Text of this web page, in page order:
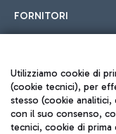
FORNITORI
Seguici sui
Utilizziamo cookie di
(cookie tecnici), per
stesso (cookie analitici,
con il suo consenso,
tecnici, cookie di